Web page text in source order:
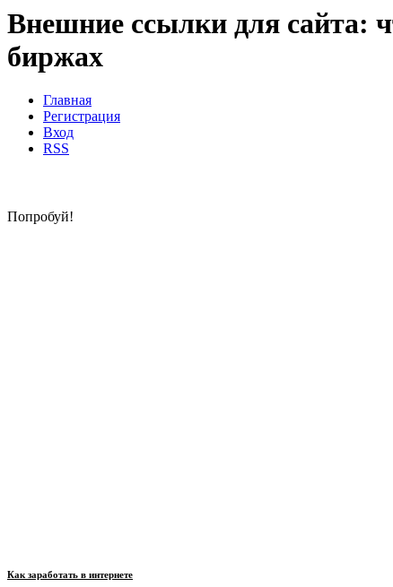
Внешние ссылки для сайта:
биржах
Главная
Регистрация
Вход
RSS
Попробуй!
Как заработать в интернете